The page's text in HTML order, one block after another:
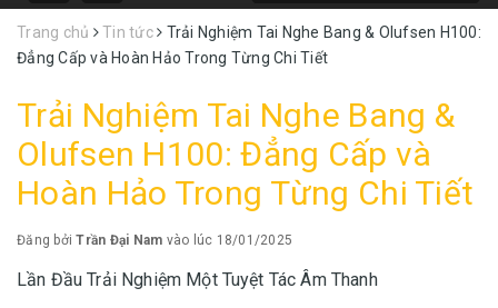
Trang chủ Tin tức
Trải Nghiệm Tai Nghe Bang & Olufsen H100:
Đẳng Cấp và Hoàn Hảo Trong Từng Chi Tiết
Trải Nghiệm Tai Nghe Bang &
Olufsen H100: Đẳng Cấp và
Hoàn Hảo Trong Từng Chi Tiết
Đăng bởiTrần Đại Nam vào lúc 18/01/2025
Lần Đầu Trải Nghiệm Một Tuyệt Tác Âm Thanh